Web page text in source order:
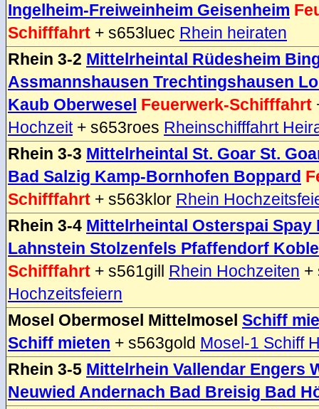
Ingelheim-Freiweinheim Geisenheim
Schifffahrt + s653luec Rhein heiraten
Rhein 3-2 Mittelrheintal Rüdesheim
Assmannshausen Trechtingshausen
Kaub Oberwesel Feuerwerk-Schifffahrt
Hochzeit+ s653roes Rheinschifffahrt
Rhein 3-3 Mittelrheintal St. Goar St.
Bad Salzig Kamp-Bornhofen Boppard
Schifffahrt + s563klor Rhein
Rhein 3-4 Mittelrheintal Osterspai Spay
Lahnstein Stolzenfels Pfaffendorf
Schifffahrt + s561gill Rhein Hochzeiten +
Hochzeitsfeiern
Mosel Obermosel Mittelmosel Schiff
Schiff mieten + s563gold Mosel-1 Schiff
Rhein 3-5 Mittelrhein Vallendar Engers
Neuwied Andernach Bad Breisig Bad